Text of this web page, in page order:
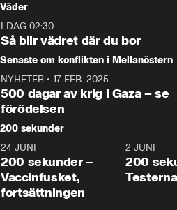
tonårsutvisningarna och hur
Moderaterna ska locka
väljare till valet i höst.
Väder
I DAG 02:30
Så blir vädret där du bor
Senaste om konflikten i Mellanöstern
NYHETER • 17 FEB. 2025
500 dagar av krig i Gaza – se
förödelsen
200 sekunder
5:00
24 JUNI
200 sekunder –
Vaccinfusket,
fortsättningen
2 JUNI
200
Testerna